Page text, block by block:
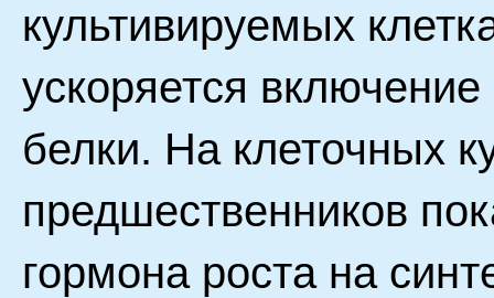
культивируемых
ускоряется
белки. На клеточных
предшественников
гормона роста на